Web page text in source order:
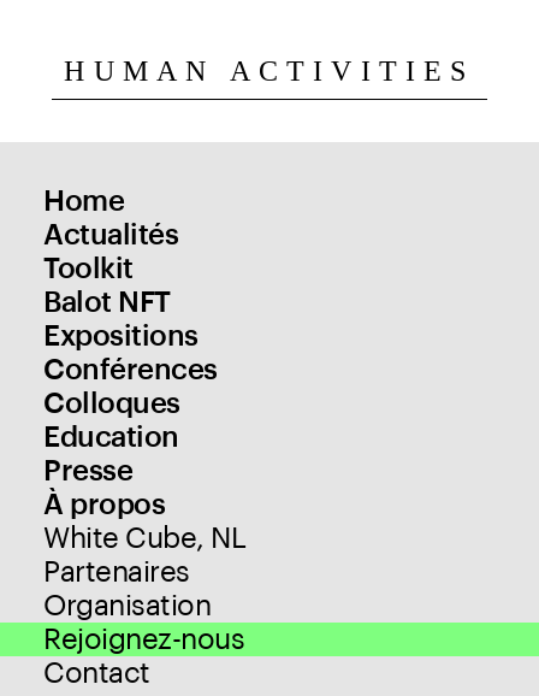
HUMAN ACTIVITIES
Home
Actualités
Toolkit
Balot NFT
Expositions
Conférences
Colloques
Education
Presse
À propos
White Cube, NL
Partenaires
Organisation
Rejoignez-nous
Contact